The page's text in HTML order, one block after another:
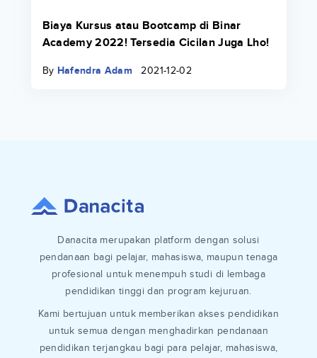
Biaya Kursus atau Bootcamp di Binar
Academy 2022! Tersedia Cicilan Juga Lho!
By Hafendra Adam 2021-12-02
Danacita merupakan platform dengan solusi
pendanaan bagi pelajar, mahasiswa, maupun tenaga
profesional untuk menempuh studi di lembaga
pendidikan tinggi dan program kejuruan.
Kami bertujuan untuk memberikan akses pendidikan
untuk semua dengan menghadirkan pendanaan
pendidikan terjangkau bagi para pelajar, mahasiswa,